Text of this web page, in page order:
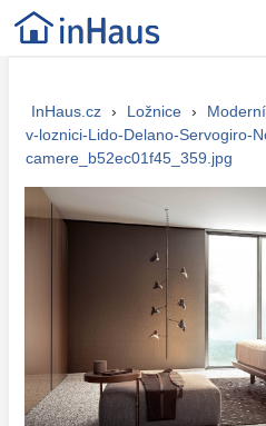
InHaus.cz › Ložnice › Moderní
v-loznici-Lido-Delano-Servogiro-
camere_b52ec01f45_359.jpg